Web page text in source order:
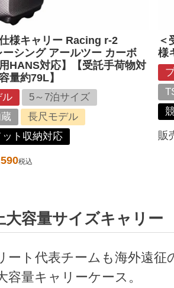
様キャリー Racing r-2
シング アールツー カーボ
HANS対応】【受託手荷物対
量約79L】
ル
5～7泊サイズ
長尺モデル
ト収納対応
税込
＜
様
販
大容量サイズキャリー
ート代表チームも海外遠
容量キャリーケース。